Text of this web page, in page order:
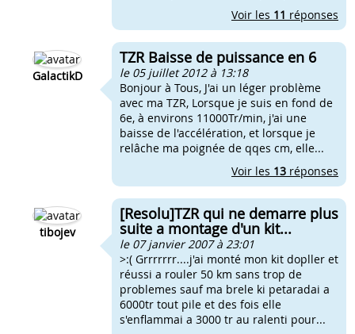
Voir les 11 réponses
GalactikD
TZR Baisse de puissance en 6
le 05 juillet 2012 à 13:18
Bonjour à Tous, J'ai un léger problème
avec ma TZR, Lorsque je suis en fond de
6e, à environs 11000Tr/min, j'ai une
baisse de l'accélération, et lorsque je
relâche ma poignée de qqes cm, elle...
Voir les 13 réponses
tibojev
[Resolu]TZR qui ne demarre plus
suite a montage d'un kit...
le 07 janvier 2007 à 23:01
>:( Grrrrrrr....j'ai monté mon kit dopller et
réussi a rouler 50 km sans trop de
problemes sauf ma brele ki petaradai a
6000tr tout pile et des fois elle
s'enflammai a 3000 tr au ralenti pour...